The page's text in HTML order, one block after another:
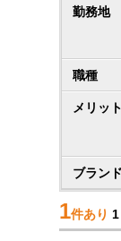
勤務地
職種
メリット
ブランド
1件あり